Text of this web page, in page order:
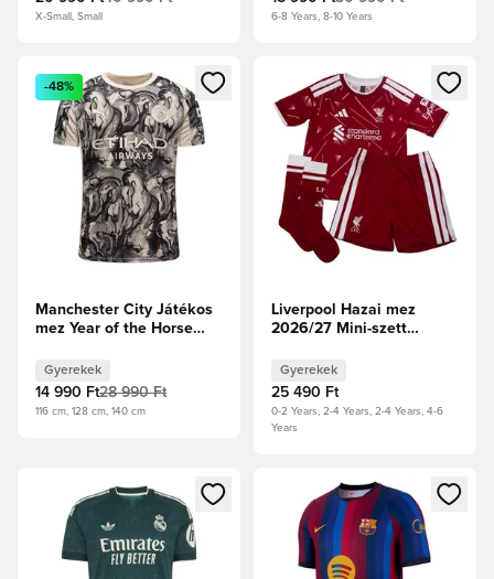
X-Small, Small 6-8 Years, 8-10 Years
Megnyit egy modált a bejelentkezéshez vagy a tagként
-48%
Manchester City Játékos
mez Year of the Horse
Gyerekek
14 990 Ft28 990 Ft
116 cm, 128 cm, 140 cm
Megnyit egy modált a
Liverpool Hazai mez
2026/27 Mini-szett
Gyerekek
25 490 Ft
0-2 Years, 2-4 Years, 2-4 Years, 4-6
Years
Megnyit egy modált a bejelentkezéshez vagy a tagként
Megnyit egy modált a